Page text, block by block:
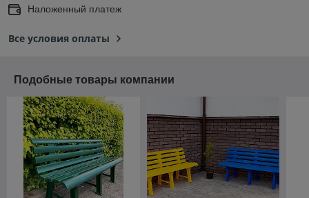
Наложенный платеж
Все условия оплаты
Подобные товары компании